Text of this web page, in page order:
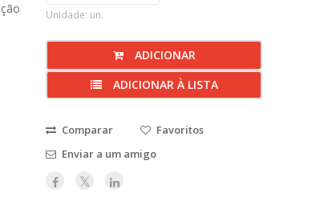
Unidade: un.
ADICIONAR
ADICIONAR À LISTA
Comparar
Favoritos
Enviar a um amigo